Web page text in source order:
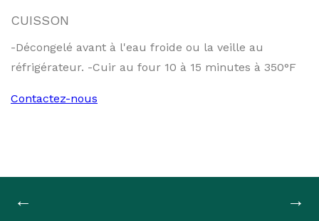
CUISSON
-Décongelé avant à l'eau froide ou la veille au
réfrigérateur. -Cuir au four 10 à 15 minutes à 350°F
Contactez-nous
Navigation
→
←